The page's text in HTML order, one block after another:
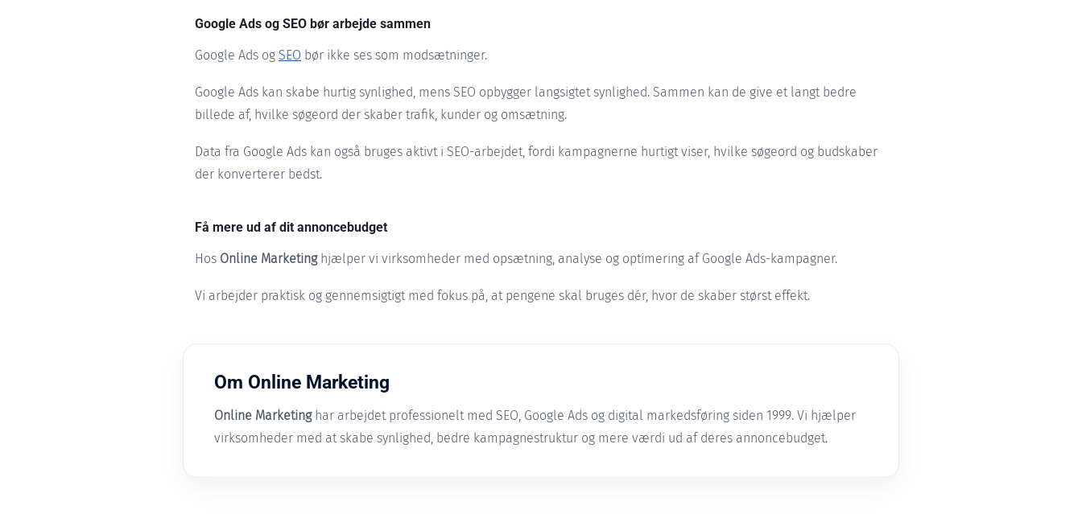
Google Ads og SEO bør arbejde sammen
Google Ads og SEO bør ikke ses som modsætninger.
Google Ads kan skabe hurtig synlighed, mens SEO opbygger langsigtet synlighed. Sammen kan de give et langt bedre
billede af, hvilke søgeord der skaber trafik, kunder og omsætning.
Data fra Google Ads kan også bruges aktivt i SEO-arbejdet, fordi kampagnerne hurtigt viser, hvilke søgeord og budskaber
der konverterer bedst.
Få mere ud af dit annoncebudget
Hos Online Marketinghjælper vi virksomheder med opsætning, analyse og optimering af Google Ads-kampagner.
Vi arbejder praktisk og gennemsigtigt med fokus på, at pengene skal bruges dér, hvor de skaber størst effekt.
Om Online Marketing
Online Marketinghar arbejdet professionelt med SEO, Google Ads og digital markedsføring siden 1999. Vi hjælper
virksomheder med at skabe synlighed, bedre kampagnestruktur og mere værdi ud af deres annoncebudget.